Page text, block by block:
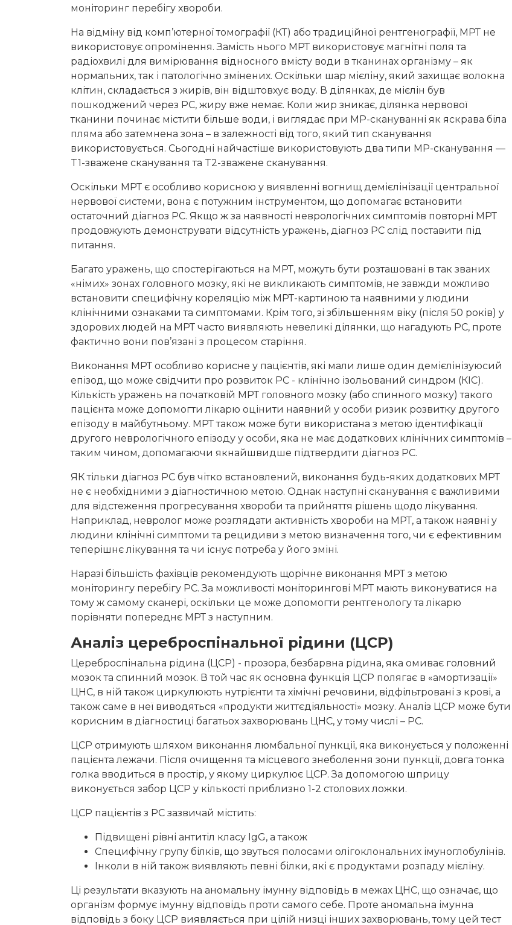
моніторинг перебігу хвороби.
На відміну від комп’ютерної томографії (КТ) або традиційної рентгенографії, МРТ не
використовує опромінення. Замість нього МРТ використовує магнітні поля та
радіохвилі для вимірювання відносного вмісту води в тканинах організму – як
нормальних, так і патологічно змінених. Оскільки шар мієліну, який захищає волокна
клітин, складається з жирів, він відштовхує воду. В ділянках, де мієлін був
пошкоджений через РС, жиру вже немає. Коли жир зникає, ділянка нервової
тканини починає містити більше води, і виглядає при МР-скануванні як яскрава біла
пляма або затемнена зона – в залежності від того, який тип сканування
використовується. Сьогодні найчастіше використовують два типи МР-сканування —
T1-зважене сканування та T2-зважене сканування.
Оскільки МРТ є особливо корисною у виявленні вогнищ демієлінізації центральної
нервової системи, вона є потужним інструментом, що допомагає встановити
остаточний діагноз РС. Якщо ж за наявності неврологічних симптомів повторні МРТ
продовжують демонструвати відсутність уражень, діагноз РС слід поставити під
питання.
Багато уражень, що спостерігаються на МРТ, можуть бути розташовані в так званих
«німих» зонах головного мозку, які не викликають симптомів, не завжди можливо
встановити специфічну кореляцію між МРТ-картиною та наявними у людини
клінічними ознаками та симптомами. Крім того, зі збільшенням віку (після 50 років) у
здорових людей на МРТ часто виявляють невеликі ділянки, що нагадують РС, проте
фактично вони пов’язані з процесом старіння.
Виконання МРТ особливо корисне у пацієнтів, які мали лише один демієлінізуюсий
епізод, що може свідчити про розвиток РС - клінічно ізольований синдром (КІС).
Кількість уражень на початковій МРТ головного мозку (або спинного мозку) такого
пацієнта може допомогти лікарю оцінити наявний у особи ризик розвитку другого
епізоду в майбутньому. МРТ також може бути використана з метою ідентифікації
другого неврологічного епізоду у особи, яка не має додаткових клінічних симптомів –
таким чином, допомагаючи якнайшвидше підтвердити діагноз РС.
ЯК тільки діагноз РС був чітко встановлений, виконання будь-яких додаткових МРТ
не є необхідними з діагностичною метою. Однак наступні сканування є важливими
для відстеження прогресування хвороби та прийняття рішень щодо лікування.
Наприклад, невролог може розглядати активність хвороби на МРТ, а також наявні у
людини клінічні симптоми та рецидиви з метою визначення того, чи є ефективним
теперішнє лікування та чи існує потреба у його зміні.
Наразі більшість фахівців рекомендують щорічне виконання МРТ з метою
моніторингу перебігу РС. За можливості моніторингові МРТ мають виконуватися на
тому ж самому сканері, оскільки це може допомогти рентгенологу та лікарю
порівняти попереднє МРТ з наступним.
Аналіз цереброспінальної рідини (ЦСР)
Цереброспінальна рідина (ЦСР) - прозора, безбарвна рідина, яка омиває головний
мозок та спинний мозок. В той час як основна функція ЦСР полягає в «амортизації»
ЦНС, в ній також циркулюють нутрієнти та хімічні речовини, відфільтровані з крові, а
також саме в неї виводяться «продукти життєдіяльності» мозку. Аналіз ЦСР може бути
корисним в діагностиці багатьох захворювань ЦНС, у тому числі – РС.
ЦСР отримують шляхом виконання люмбальної пункції, яка виконується у положенні
пацієнта лежачи. Після очищення та місцевого знеболення зони пункції, довга тонка
голка вводиться в простір, у якому циркулює ЦСР. За допомогою шприцу
виконується забор ЦСР у кількості приблизно 1-2 столових ложки.
ЦСР пацієнтів з РС зазвичай містить:
Підвищені рівні антитіл класу IgG, а також
Специфічну групу білків, що звуться полосами олігоклональних імуноглобулінів.
Інколи в ній також виявляють певні білки, які є продуктами розпаду мієліну.
Ці результати вказують на аномальну імунну відповідь в межах ЦНС, що означає, що
організм формує імунну відповідь проти самого себе. Проте аномальна імунна
відповідь з боку ЦСР виявляється при цілій низці інших захворювань, тому цей тест